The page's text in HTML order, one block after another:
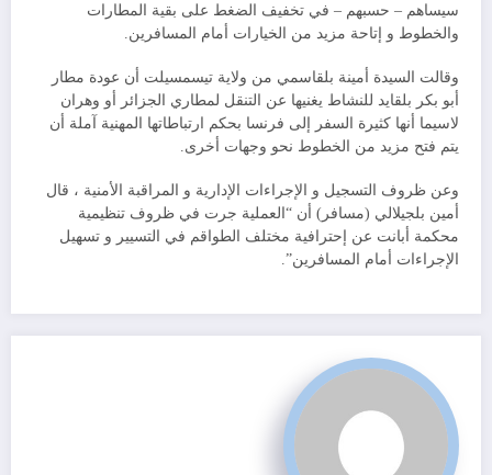
سيساهم – حسبهم – في تخفيف الضغط على بقية المطارات
والخطوط و إتاحة مزيد من الخيارات أمام المسافرين.
وقالت السيدة أمينة بلقاسمي من ولاية تيسمسيلت أن عودة مطار
أبو بكر بلقايد للنشاط يغنيها عن التنقل لمطاري الجزائر أو وهران
لاسيما أنها كثيرة السفر إلى فرنسا بحكم ارتباطاتها المهنية آملة أن
يتم فتح مزيد من الخطوط نحو وجهات أخرى.
وعن ظروف التسجيل و الإجراءات الإدارية و المراقبة الأمنية ، قال
أمين بلجيلالي (مسافر) أن “العملية جرت في ظروف تنظيمية
محكمة أبانت عن إحترافية مختلف الطواقم في التسيير و تسهيل
الإجراءات أمام المسافرين”.